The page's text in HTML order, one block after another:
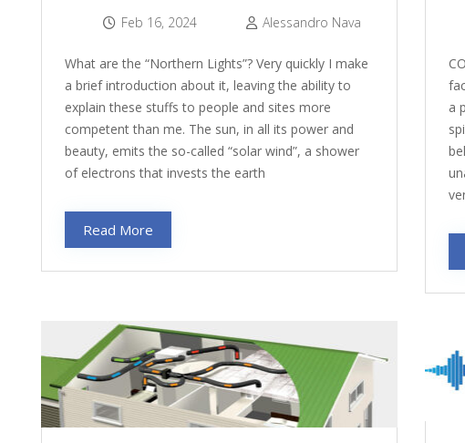
Feb 16, 2024 Alessandro Nava
What are the “Northern Lights”? Very quickly I make
a brief introduction about it, leaving the ability to
explain these stuffs to people and sites more
competent than me. The sun, in all its power and
beauty, emits the so-called “solar wind”, a shower
of electrons that invests the earth
Read More
a